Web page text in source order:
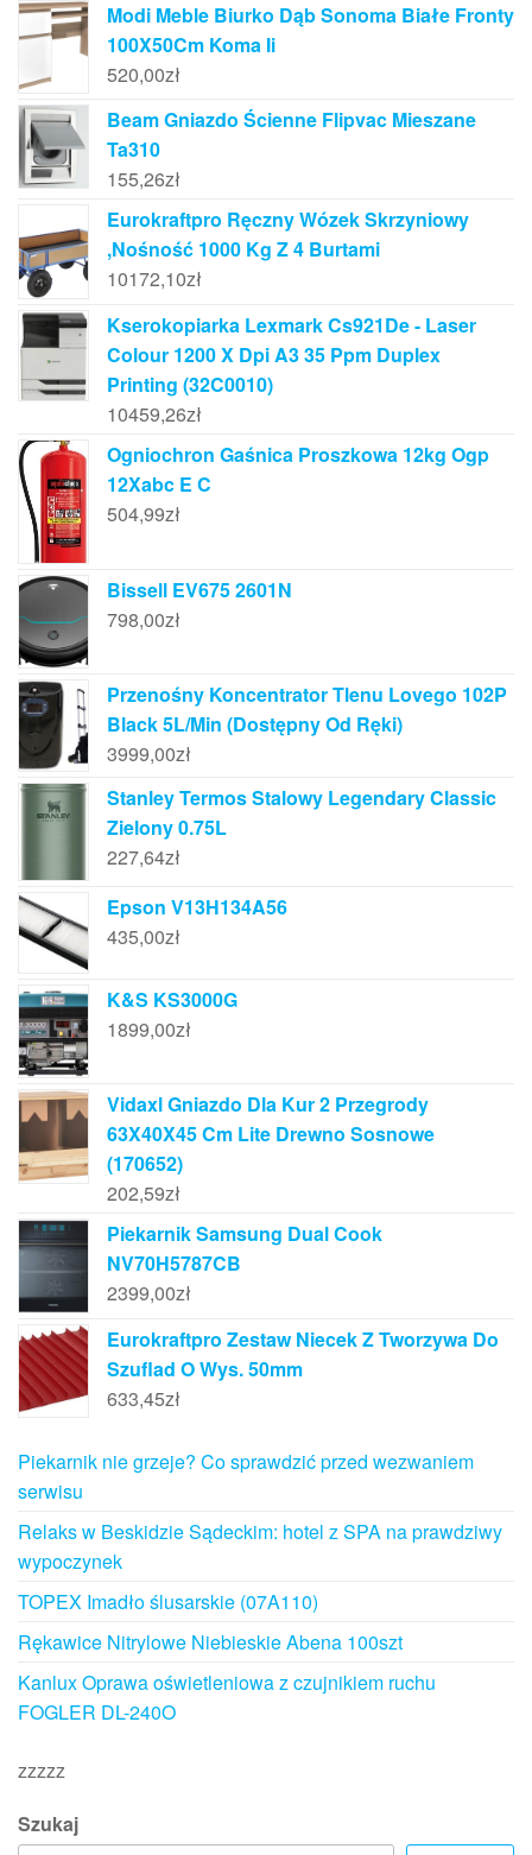
Modi Meble Biurko Dąb Sonoma Białe Fronty
100X50Cm Koma Ii
520,00zł
Beam Gniazdo Ścienne Flipvac Mieszane
Ta310
155,26zł
Eurokraftpro Ręczny Wózek Skrzyniowy
,Nośność 1000 Kg Z 4 Burtami
10172,10zł
Kserokopiarka Lexmark Cs921De - Laser
Colour 1200 X Dpi A3 35 Ppm Duplex
Printing (32C0010)
10459,26zł
Ogniochron Gaśnica Proszkowa 12kg Ogp
12Xabc E C
504,99zł
Bissell EV675 2601N
798,00zł
Przenośny Koncentrator Tlenu Lovego 102P
Black 5L/Min (Dostępny Od Ręki)
3999,00zł
Stanley Termos Stalowy Legendary Classic
Zielony 0.75L
227,64zł
Epson V13H134A56
435,00zł
K&S KS3000G
1899,00zł
Vidaxl Gniazdo Dla Kur 2 Przegrody
63X40X45 Cm Lite Drewno Sosnowe
(170652)
202,59zł
Piekarnik Samsung Dual Cook
NV70H5787CB
2399,00zł
Eurokraftpro Zestaw Niecek Z Tworzywa Do
Szuflad O Wys. 50mm
633,45zł
Piekarnik nie grzeje? Co sprawdzić przed wezwaniem
serwisu
Relaks w Beskidzie Sądeckim: hotel z SPA na prawdziwy
wypoczynek
TOPEX Imadło ślusarskie (07A110)
Rękawice Nitrylowe Niebieskie Abena 100szt
Kanlux Oprawa oświetleniowa z czujnikiem ruchu
FOGLER DL-240O
zzzzz
Szukaj